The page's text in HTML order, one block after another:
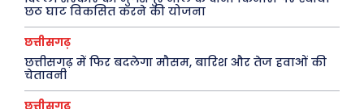
फ़िल्मी दुनिया
खेल
अजब-ग़ज़ब
पर्यटन
धर्म व अध्यात्म
Real Estate
Finance
छठ घाट विकसित करने की योजना
छत्तीसगढ़
छत्तीसगढ़ में फिर बदलेगा मौसम, बारिश और तेज हवाओं की
चेतावनी